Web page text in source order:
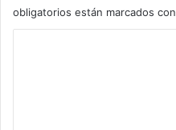
obligatorios están marcados con